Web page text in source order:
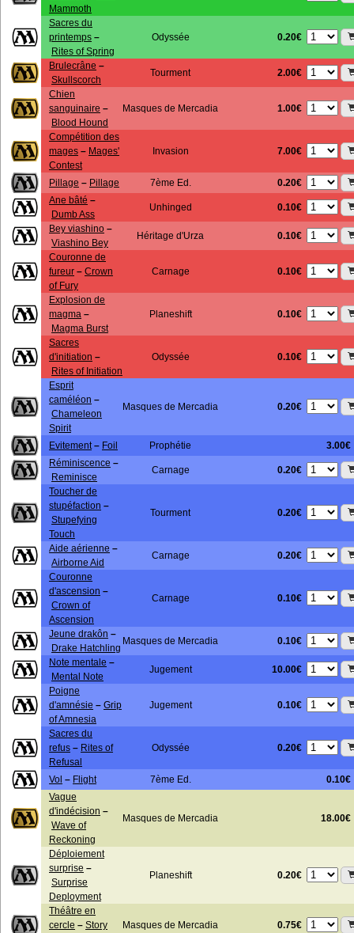
Mammoth
Sacres du
printemps –
Rites of Spring
Odyssée 0.20€
Brulecrâne –
Skullscorch
Tourment 2.00€
Chien
sanguinaire –
Blood Hound
Masques de Mercadia 1.00€
Compétition des
mages – Mages'
Contest
Invasion 7.00€
Pillage – Pillage 7ème Ed.
0.20€
Ane bâté –
Dumb Ass
Unhinged 0.10€
Bey viashino –
Viashino Bey
Héritage d'Urza 0.10€
Couronne de
fureur – Crown
of Fury
Carnage 0.10€
Explosion de
magma –
Magma Burst
Planeshift 0.10€
Sacres
d'initiation –
Rites of Initiation
Odyssée 0.10€
Esprit
caméléon –
Chameleon
Spirit
Masques de Mercadia 0.20€
Evitement– Foil Prophétie
3.00€
Réminiscence –
Reminisce
Carnage 0.20€
Toucher de
stupéfaction –
Stupefying
Touch
Tourment 0.20€
Aide aérienne –
Airborne Aid
Carnage 0.20€
Couronne
d'ascension –
Crown of
Ascension
Carnage 0.10€
Jeune drakôn –
Drake Hatchling
Masques de Mercadia 0.10€
Note mentale –
Mental Note
Jugement 10.00€
Poigne
d'amnésie – Grip
of Amnesia
Jugement 0.10€
Sacres du
refus – Rites of
Refusal
Odyssée 0.20€
Vol – Flight 7ème Ed.
0.10€
Vague
d'indécision –
Wave of
Reckoning
Masques de Mercadia 18.00€
Déploiement
surprise –
Surprise
Deployment
Planeshift 0.20€
Théâtre en
cercle – Story
Masques de Mercadia 0.75€